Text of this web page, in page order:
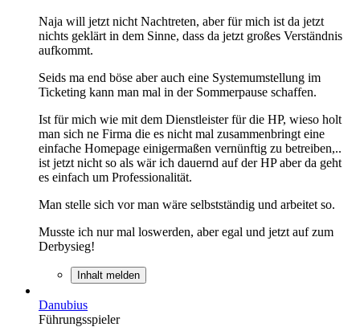
Naja will jetzt nicht Nachtreten, aber für mich ist da jetzt
nichts geklärt in dem Sinne, dass da jetzt großes Verständnis
aufkommt.
Seids ma end böse aber auch eine Systemumstellung im
Ticketing kann man mal in der Sommerpause schaffen.
Ist für mich wie mit dem Dienstleister für die HP, wieso holt
man sich ne Firma die es nicht mal zusammenbringt eine
einfache Homepage einigermaßen vernünftig zu betreiben,..
ist jetzt nicht so als wär ich dauernd auf der HP aber da geht
es einfach um Professionalität.
Man stelle sich vor man wäre selbstständig und arbeitet so.
Musste ich nur mal loswerden, aber egal und jetzt auf zum
Derbysieg!
Inhalt melden
Danubius
Führungsspieler